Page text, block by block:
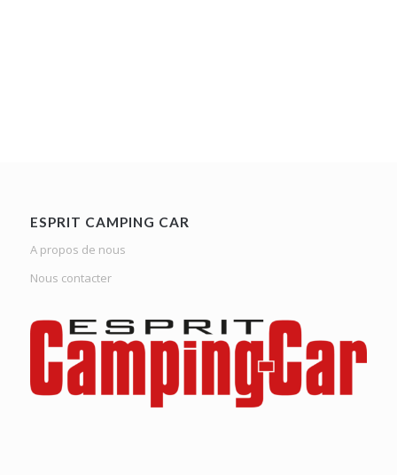
ESPRIT CAMPING CAR
A propos de nous
Nous contacter